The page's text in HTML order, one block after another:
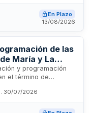
la contratación de una
la correcta
responsabilidad
de todos los
En Plazo
13/08/2026
de las
María y La
y programación
el término de
de María en la
en la Caleta de
lúdicas,
30/07/2026